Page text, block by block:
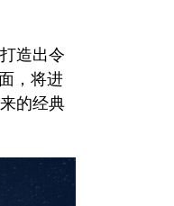
造出令
，将进
的经典